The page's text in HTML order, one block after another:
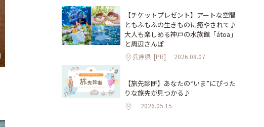
【チケットプレゼント】アートな空間
ともふもふの生きものに癒やされて♪
大人も楽しめる神戸の水族館「átoa」
と周辺さんぽ
兵庫県 [PR] 2026.08.07
【旅先診断】あなたの“いま”にぴった
りな旅先が見つかる♪
2026.05.15